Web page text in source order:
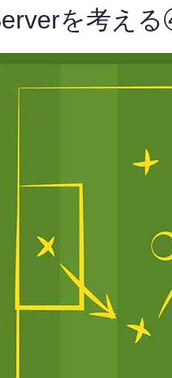
を考え